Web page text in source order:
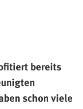
bereits
schon viele